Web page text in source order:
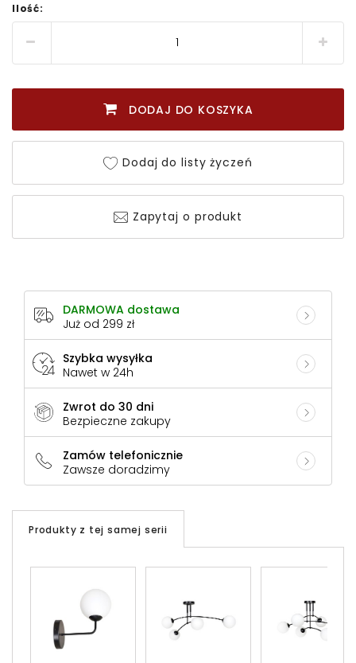
Ilość:
DODAJ DO KOSZYKA
Dodaj do listy życzeń
Zapytaj o produkt
DARMOWA dostawa
Już od 299 zł
Szybka wysyłka
Nawet w 24h
Zwrot do 30 dni
Bezpieczne zakupy
Zamów telefonicznie
Zawsze doradzimy
Produkty z tej samej serii